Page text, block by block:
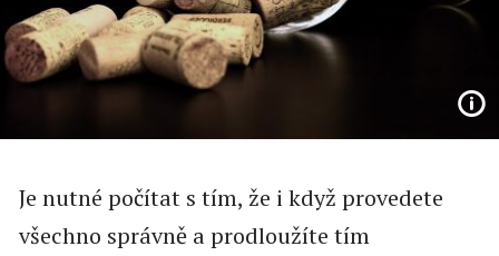
Je nutné počítat s tím, že i když provedete
všechno správně a prodloužíte tím